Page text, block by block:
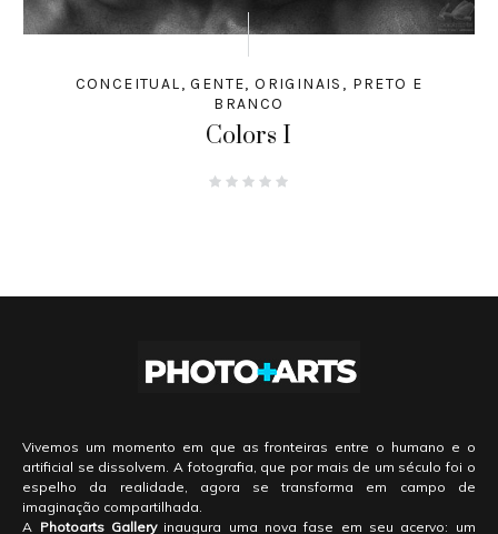
CONCEITUAL,GENTE,ORIGINAIS , PRETO E
BRANCO
Colors I
Vivemos um momento em que as fronteiras entre o humano e o
artificial se dissolvem. A fotografia, que por mais de um século foi o
espelho da realidade, agora se transforma em campo de
imaginação compartilhada.
A Photoarts Galleryinaugura uma nova fase em seu acervo: um